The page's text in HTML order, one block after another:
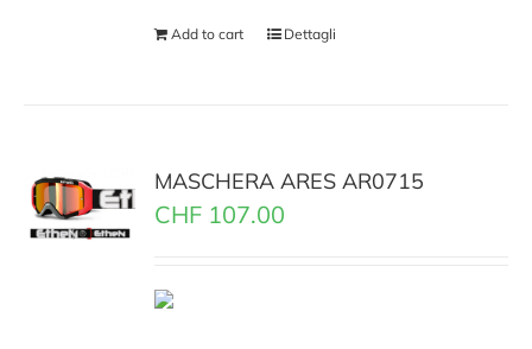
Add to cart Dettagli
MASCHERA ARES AR0715
CHF 107.00